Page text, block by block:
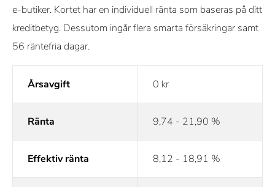
e-butiker. Kortet har en individuell ränta som baseras på ditt
kreditbetyg. Dessutom ingår flera smarta försäkringar samt
56 räntefria dagar.
Årsavgift 0 kr
Ränta 9,74 - 21,90 %
Effektiv ränta 8,12 - 18,91 %